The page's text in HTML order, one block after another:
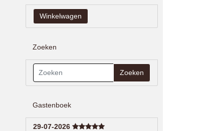
Zoeken
Zoeken
Gastenboek
29-07-2026